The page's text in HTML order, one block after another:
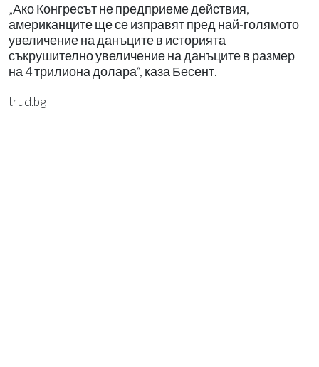
„Ако Конгресът не предприеме действия,
американците ще се изправят пред най-голямото
увеличение на данъците в историята -
съкрушително увеличение на данъците в размер
на 4 трилиона долара“, каза Бесент.
trud.bg